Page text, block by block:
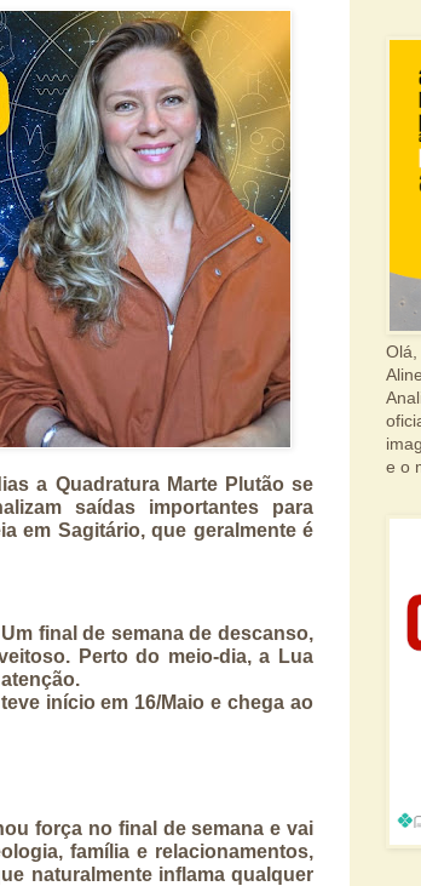
a Quadratura Marte Plutão se
saídas importantes para
em Sagitário, que geralmente é
final de semana de descanso,
Perto do meio-dia, a Lua
início em 16/Maio e chega ao
força no final de semana e vai
família e relacionamentos,
naturalmente inflama qualquer
Olá,
e o